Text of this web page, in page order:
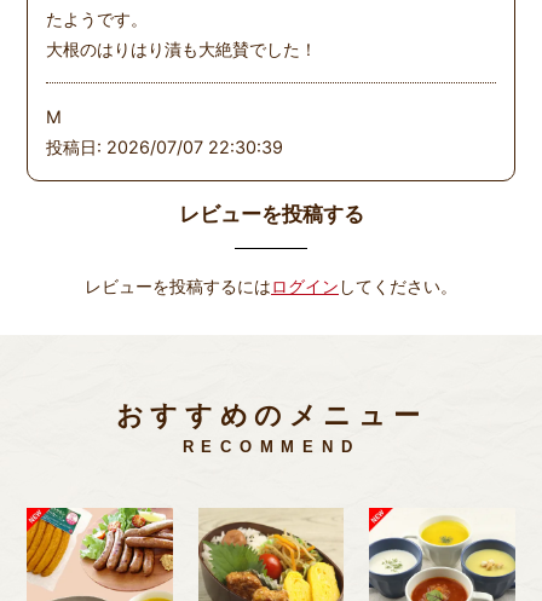
たようです。
大根のはりはり漬も大絶賛でした！
M
投稿日: 2026/07/07 22:30:39
レビューを投稿する
レビューを投稿するにはログイン してください。
おすすめのメニュー
RECOMMEND